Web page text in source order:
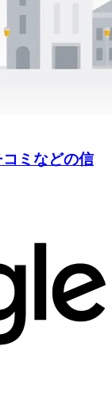
ミなどの信